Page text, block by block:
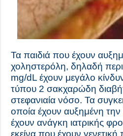
Τα παιδιά που έχουν
χοληστερόλη, δηλαδή
mg/dL έχουν μεγάλο
τύπου 2 σακχαρώδη
στεφανιαία νόσο. Τα
οποία έχουν αυξημένη
έχουν ανάγκη ιατρικής
εκείνα που έχουν